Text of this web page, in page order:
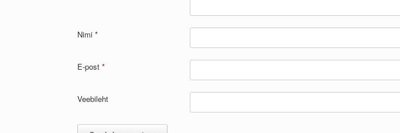
Nimi *
E-post *
Veebileht